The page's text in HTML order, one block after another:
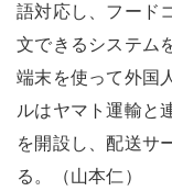
語対応し、フード
文できるシステム
端末を使って外国
ルはヤマト運輸と
を開設し、配送サ
る。（山本仁）